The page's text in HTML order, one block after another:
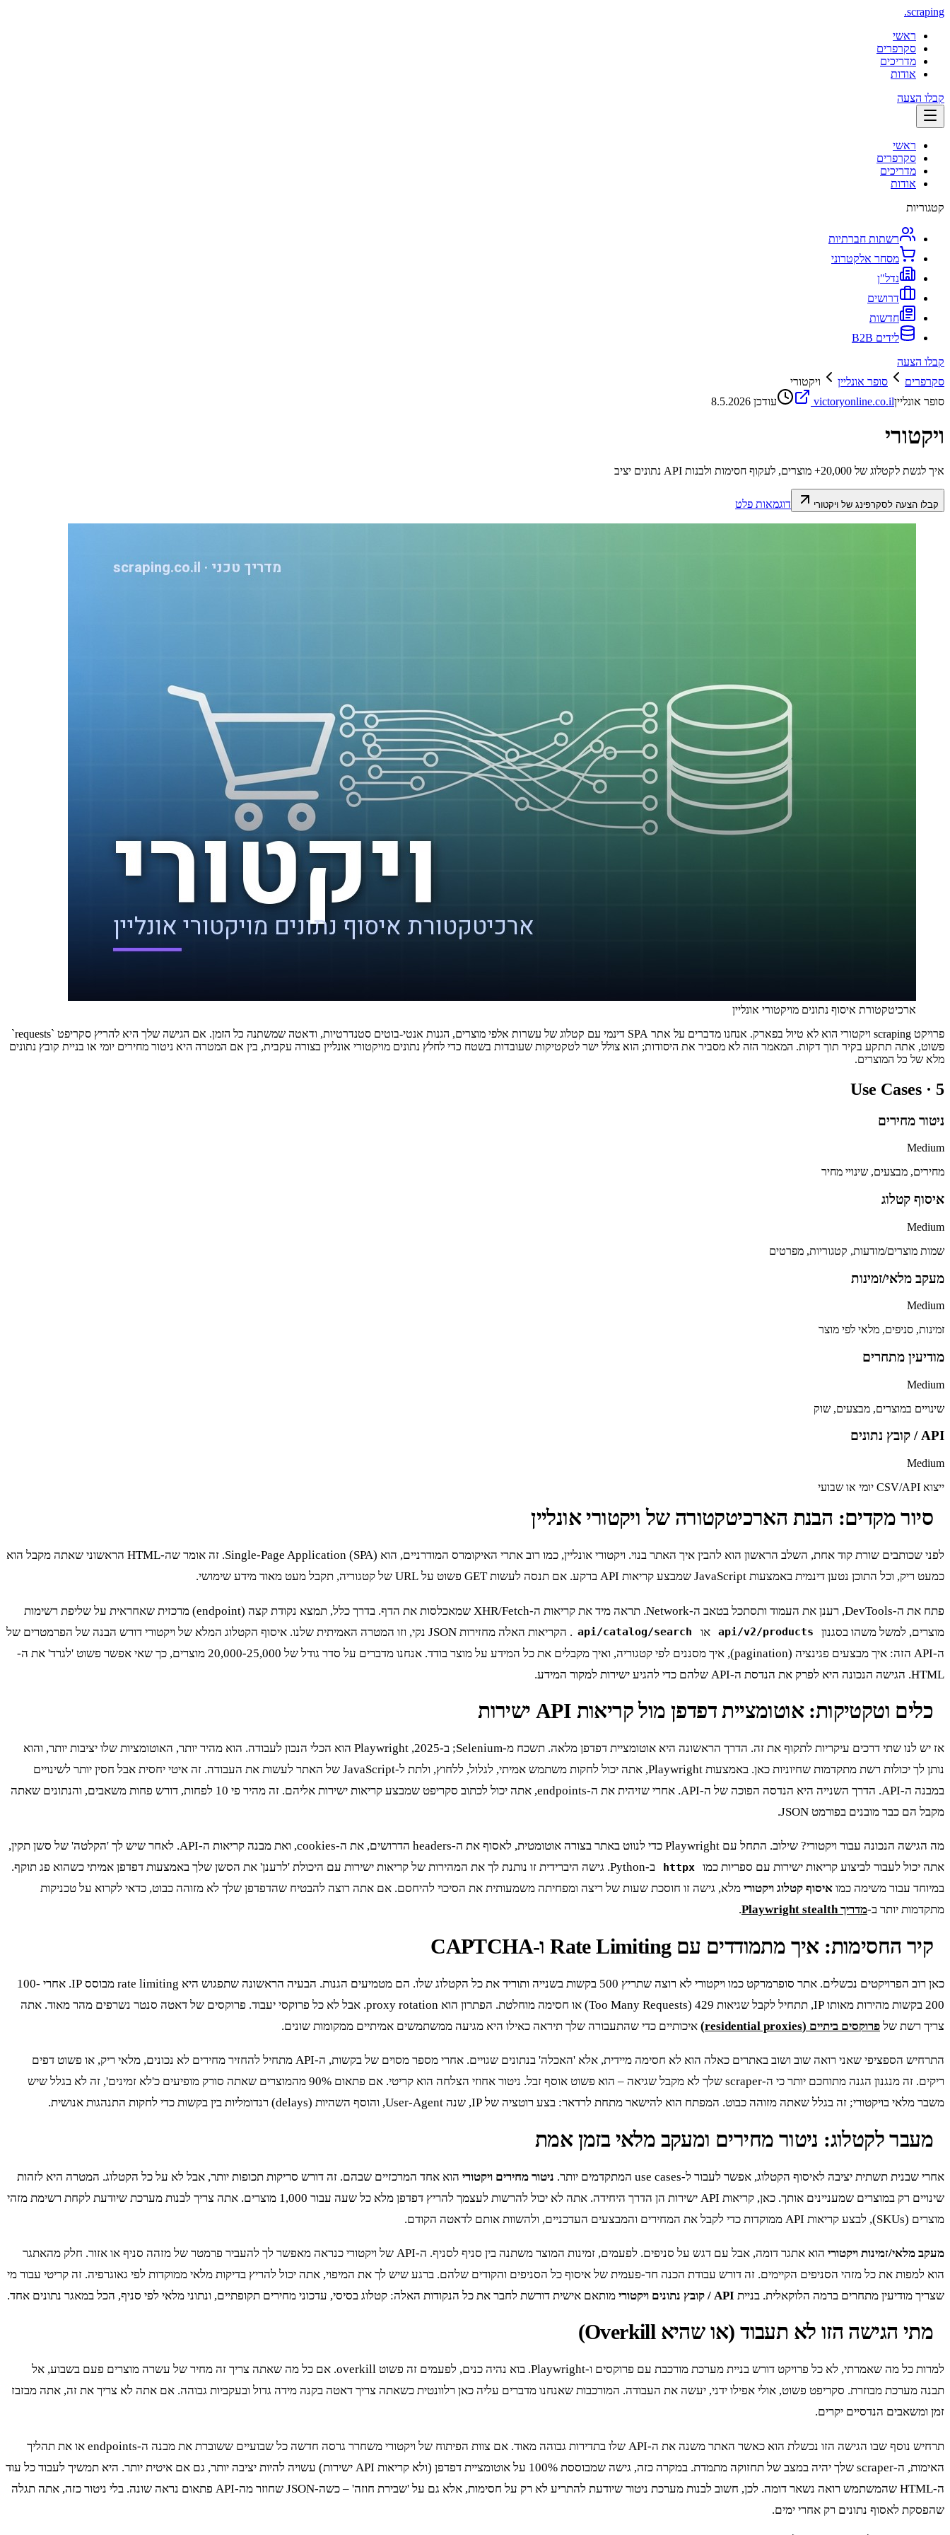
scraping
.
ראשי
סקרפרים
מדריכים
אודות
קבלו הצעה
ראשי
סקרפרים
מדריכים
אודות
קטגוריות
רשתות חברתיות
מסחר אלקטרוני
נדל"ן
דרושים
חדשות
לידים B2B
קבלו הצעה
סקרפרים
סופר אונליין
ויקטורי
סופר אונלייןvictoryonline.co.il עודכן 8.5.2026
ויקטורי
איך לגשת לקטלוג של 20,000+ מוצרים, לעקוף חסימות ולבנות API נתונים יציב
קבלו הצעה לסקרפינג של ויקטורי דוגמאות פלט
ארכיטקטורת איסוף נתונים מויקטורי אונליין
פרויקט scraping ויקטורי הוא לא טיול בפארק. אנחנו מדברים על אתר SPA דינמי עם קטלוג של עשרות אלפי מוצרים, הגנות אנטי-בוטים סטנדרטיות, ודאטה שמשתנה כל הזמן. אם הגישה שלך היא להריץ סקריפט `requests`
פשוט, אתה תתקע בקיר תוך דקות. המאמר הזה לא מסביר את היסודות; הוא צולל ישר לטקטיקות שעובדות בשטח כדי לחלץ נתונים מויקטורי אונליין בצורה עקבית, בין אם המטרה היא ניטור מחירים יומי או בניית קובץ נתונים
מלא של כל המוצרים.
Use Cases · 5
ניטור מחירים
Medium
מחירים, מבצעים, שינויי מחיר
איסוף קטלוג
Medium
שמות מוצרים/מודעות, קטגוריות, מפרטים
מעקב מלאי/זמינות
Medium
זמינות, סניפים, מלאי לפי מוצר
מודיעין מתחרים
Medium
שינויים במוצרים, מבצעים, שוק
API / קובץ נתונים
Medium
ייצוא CSV/API יומי או שבועי
סיור מקדים: הבנת הארכיטקטורה של ויקטורי אונליין
לפני שכותבים שורת קוד אחת, השלב הראשון הוא להבין איך האתר בנוי. ויקטורי אונליין, כמו רוב אתרי האיקומרס המודרניים, הוא Single-Page Application (SPA). זה אומר שה-HTML הראשוני שאתה מקבל הוא
כמעט ריק, וכל התוכן נטען דינמית באמצעות JavaScript שמבצע קריאות API ברקע. אם תנסה לעשות GET פשוט על URL של קטגוריה, תקבל מעט מאוד מידע שימושי.
פתח את ה-DevTools, רענן את העמוד ותסתכל בטאב ה-Network. תראה מיד את קריאות ה-XHR/Fetch שמאכלסות את הדף. בדרך כלל, תמצא נקודת קצה (endpoint) מרכזית שאחראית על שליפת רשימות
מוצרים, למשל משהו בסגנון
api/v2/products או api/catalog/search
. הקריאות האלה מחזירות JSON נקי, וזו המטרה האמיתית שלנו. איסוף הקטלוג המלא של ויקטורי דורש הבנה של הפרמטרים של
ה-API הזה: איך מבצעים פגינציה (pagination), איך מסננים לפי קטגוריה, ואיך מקבלים את כל המידע על מוצר בודד. אנחנו מדברים על סדר גודל של 20,000-25,000 מוצרים, כך שאי אפשר פשוט 'לגרד' את ה-
HTML. הגישה הנכונה היא לפרק את הנדסת ה-API שלהם כדי להגיע ישירות למקור המידע.
כלים וטקטיקות: אוטומציית דפדפן מול קריאות API ישירות
אז יש לנו שתי דרכים עיקריות לתקוף את זה. הדרך הראשונה היא אוטומציית דפדפן מלאה. תשכח מ-Selenium; ב-2025, Playwright הוא הכלי הנכון לעבודה. הוא מהיר יותר, האוטומציות שלו יציבות יותר, והוא
נותן לך יכולות רשת מתקדמות שחיוניות כאן. באמצעות Playwright, אתה יכול לחקות משתמש אמיתי, לגלול, ללחוץ, ולתת ל-JavaScript של האתר לעשות את העבודה. זה איטי יחסית אבל חסין יותר לשינויים
במבנה ה-API. הדרך השנייה היא הנדסה הפוכה של ה-API. אחרי שזיהית את ה-endpoints, אתה יכול לכתוב סקריפט שמבצע קריאות ישירות אליהם. זה מהיר פי 10 לפחות, דורש פחות משאבים, והנתונים שאתה
מקבל הם כבר מובנים בפורמט JSON.
מה הגישה הנכונה עבור ויקטורי? שילוב. התחל עם Playwright כדי לנווט באתר בצורה אוטומטית, לאסוף את ה-headers הדרושים, את ה-cookies, ואת מבנה קריאות ה-API. לאחר שיש לך 'הקלטה' של סשן תקין,
אתה יכול לעבור לביצוע קריאות ישירות עם ספריות כמו
httpx
ב-Python. גישה היברידית זו נותנת לך את המהירות של קריאות ישירות עם היכולת 'לרענן' את הסשן שלך באמצעות דפדפן אמיתי כשהוא פג תוקף.
במיוחד עבור משימה כמו איסוף קטלוג ויקטורי מלא, גישה זו חוסכת שעות של ריצה ומפחיתה משמעותית את הסיכוי להיחסם. אם אתה רוצה להבטיח שהדפדפן שלך לא מזוהה כבוט, כדאי לקרוא על טכניקות
מתקדמות יותר ב-מדריך Playwright stealth .
קיר החסימות: איך מתמודדים עם Rate Limiting ו-CAPTCHA
כאן רוב הפרויקטים נכשלים. אתר סופרמרקט כמו ויקטורי לא רוצה שתריץ 500 בקשות בשנייה ותוריד את כל הקטלוג שלו. הם מטמיעים הגנות. הבעיה הראשונה שתפגוש היא rate limiting מבוסס IP. אחרי 100-
200 בקשות מהירות מאותו IP, תתחיל לקבל שגיאות 429 (Too Many Requests) או חסימה מוחלטת. הפתרון הוא proxy rotation. אבל לא כל פרוקסי יעבוד. פרוקסים של דאטה סנטר נשרפים מהר מאוד. אתה
צריך רשת של פרוקסים ביתיים (residential proxies) איכותיים כדי שהתעבורה שלך תיראה כאילו היא מגיעה ממשתמשים אמיתיים ממקומות שונים.
התרחיש הספציפי שאני רואה שוב ושוב באתרים כאלה הוא לא חסימה מיידית, אלא 'האכלה' בנתונים שגויים. אחרי מספר מסוים של בקשות, ה-API מתחיל להחזיר מחירים לא נכונים, מלאי ריק, או פשוט דפים
ריקים. זה מנגנון הגנה מתוחכם יותר כי ה-scraper שלך לא מקבל שגיאה – הוא פשוט אוסף זבל. ניטור אחוזי הצלחה הוא קריטי. אם פתאום 90% מהמוצרים שאתה סורק מופיעים כ'לא זמינים', זה לא בגלל שיש
משבר מלאי בויקטורי; זה בגלל שאתה מזוהה כבוט. המפתח הוא להישאר מתחת לרדאר: בצע רוטציה של IP, שנה User-Agent, והוסף השהיות (delays) רנדומליות בין בקשות כדי לחקות התנהגות אנושית.
מעבר לקטלוג: ניטור מחירים ומעקב מלאי בזמן אמת
אחרי שבנית תשתית יציבה לאיסוף הקטלוג, אפשר לעבור ל-use cases המתקדמים יותר. ניטור מחירים ויקטורי הוא אחד המרכזיים שבהם. זה דורש סריקות תכופות יותר, אבל לא על כל הקטלוג. המטרה היא לזהות
שינויים רק במוצרים שמעניינים אותך. כאן, קריאות API ישירות הן הדרך היחידה. אתה לא יכול להרשות לעצמך להריץ דפדפן מלא כל שעה עבור 1,000 מוצרים. אתה צריך לבנות מערכת שיודעת לקחת רשימת מזהי
מוצרים (SKUs), לבצע קריאות API ממוקדות כדי לקבל את המחירים והמבצעים העדכניים, ולהשוות אותם לדאטה הקודם.
מעקב מלאי/זמינות ויקטורי
הוא אתגר דומה, אבל עם דגש על סניפים. לפעמים, זמינות המוצר משתנה בין סניף לסניף. ה-API של ויקטורי כנראה מאפשר לך להעביר פרמטר של מזהה סניף או אזור. חלק מהאתגר
הוא למפות את כל מזהי הסניפים הקיימים. זה דורש עבודת הכנה חד-פעמית של איסוף כל הסניפים והקודים שלהם. ברגע שיש לך את המיפוי, אתה יכול להריץ בדיקות מלאי ממוקדות לפי גאוגרפיה. זה קריטי עבור מי
שצריך מודיעין מתחרים ברמה הלוקאלית. בניית API / קובץ נתונים ויקטורי מותאם אישית דורשת לחבר את כל הנקודות האלה: קטלוג בסיסי, עדכוני מחירים תקופתיים, ונתוני מלאי לפי סניף, הכל במאגר נתונים אחד.
מתי הגישה הזו לא תעבוד (או שהיא Overkill)
למרות כל מה שאמרתי, לא כל פרויקט דורש בניית מערכת מורכבת עם פרוקסים ו-Playwright. בוא נהיה כנים, לפעמים זה פשוט overkill. אם כל מה שאתה צריך זה מחיר של עשרה מוצרים פעם בשבוע, אל
תבנה מערכת מבוזרת. סקריפט פשוט, אולי אפילו ידני, יעשה את העבודה. המורכבות שאנחנו מדברים עליה כאן רלוונטית כשאתה צריך דאטה בקנה מידה גדול ובעקביות גבוהה. אם אתה לא צריך את זה, אתה מבזבז
זמן ומשאבים הנדסיים יקרים.
תרחיש נוסף שבו הגישה הזו נכשלת הוא כאשר האתר משנה את ה-API שלו בתדירות גבוהה מאוד. אם צוות הפיתוח של ויקטורי משחרר גרסה חדשה כל שבועיים ששוברת את מבנה ה-endpoints או את תהליך
האימות, ה-scraper שלך יהיה במצב של תחזוקה מתמדת. במקרה כזה, גישה שמבוססת 100% על אוטומציית דפדפן (ולא קריאות API ישירות) עשויה להיות יציבה יותר, גם אם איטית יותר. היא תמשיך לעבוד כל עוד
ה-HTML שהמשתמש רואה נשאר דומה. לכן, חשוב לבנות מערכת ניטור שיודעת להתריע לא רק על חסימות, אלא גם על 'שבירת חוזה' – כשה-JSON שחוזר מה-API פתאום נראה שונה. בלי ניטור כזה, אתה תגלה
שהפסקת לאסוף נתונים רק אחרי ימים.